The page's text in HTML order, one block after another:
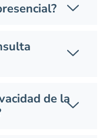
de la